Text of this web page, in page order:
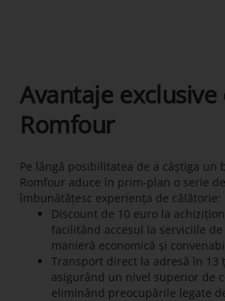
Avantaje
Romfour
Pe lângă posibilitatea de a câștiga un
Romfour aduce în prim-plan o serie
îmbunătățesc experiența de călătorie:
Discount de 10 euro la
facilitând accesul la serviciile
manieră economică și
Transport direct la adresă în 13
asigurând un nivel superior de
eliminând preocupările legate